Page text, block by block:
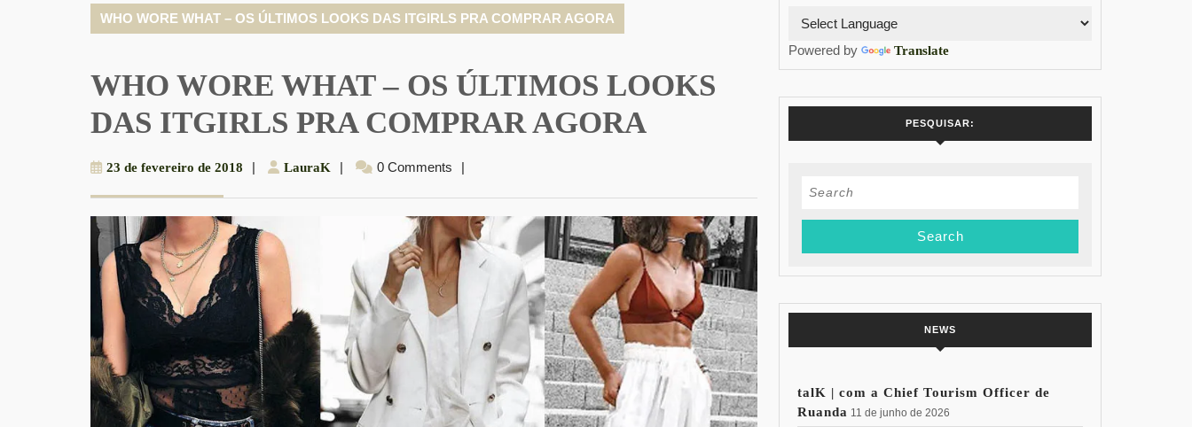
WHO WORE WHAT – OS ÚLTIMOS LOOKS DAS ITGIRLS PRA COMPRAR AGORA
WHO WORE WHAT – OS ÚLTIMOS LOOKS
DAS ITGIRLS PRA COMPRAR AGORA
23 de fevereiro de 2018 23
de
2018
| LauraK LauraK
| 0 Comments |
Powered by Translate
PESQUISAR:
Search
NEWS
talK | com a Chief Tourism Officer de
Ruanda 11 de junho de 2026